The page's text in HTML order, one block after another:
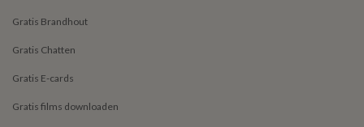
Gratis Brandhout
Gratis Chatten
Gratis E-cards
Gratis films downloaden